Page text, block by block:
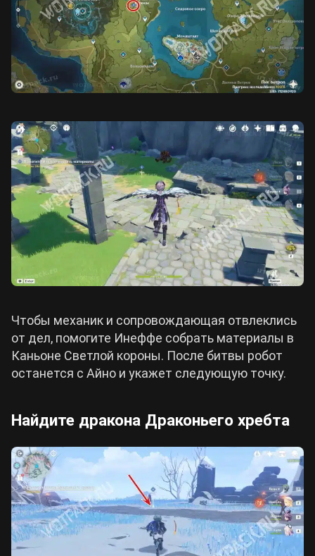
Чтобы механик и сопровождающая отвлеклись
от дел, помогите Инеффе собрать материалы в
Каньоне Светлой короны. После битвы робот
останется с Айно и укажет следующую точку.
Найдите дракона Драконьего хребта